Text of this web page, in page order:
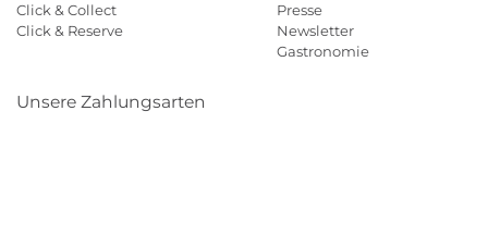
Click & Collect
Click & Reserve
Presse
Newsletter
Gastronomie
Unsere Zahlungsarten